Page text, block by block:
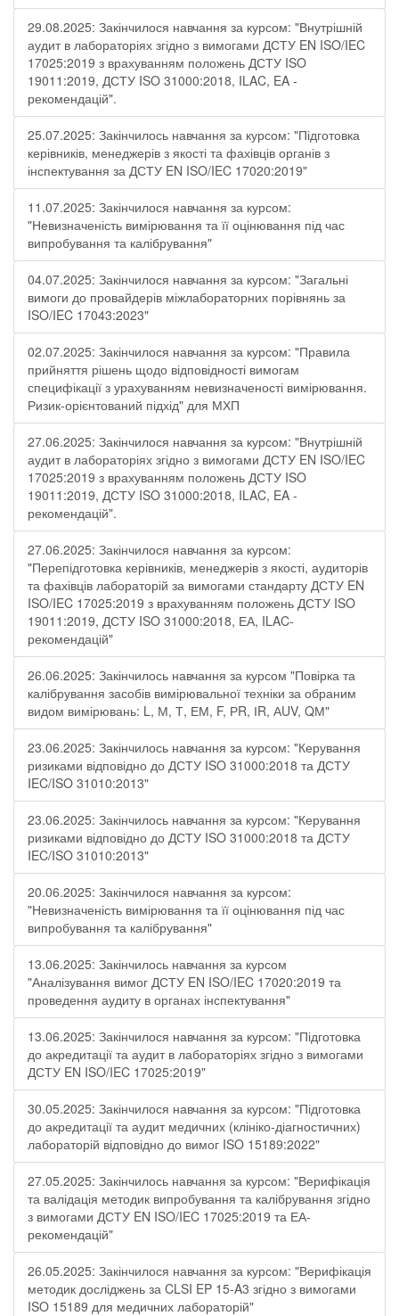
29.08.2025: Закінчилося навчання за курсом: "Внутрішній
аудит в лабораторіях згідно з вимогами ДСТУ EN ISO/IEC
17025:2019 з врахуванням положень ДСТУ ISO
19011:2019, ДСТУ ISO 31000:2018, ILAC, EA -
рекомендацій".
25.07.2025: Закінчилось навчання за курсом: "Підготовка
керівників, менеджерів з якості та фахівців органів з
інспектування за ДСТУ EN ISO/IEC 17020:2019"
11.07.2025: Закінчилося навчання за курсом:
"Невизначеність вимірювання та її оцінювання під час
випробування та калібрування"
04.07.2025: Закінчилося навчання за курсом: "Загальні
вимоги до провайдерів міжлабораторних порівнянь за
ISO/IEC 17043:2023"
02.07.2025: Закінчилося навчання за курсом: "Правила
прийняття рішень щодо відповідності вимогам
специфікації з урахуванням невизначеності вимірювання.
Ризик-орієнтований підхід" для МХП
27.06.2025: Закінчилося навчання за курсом: "Внутрішній
аудит в лабораторіях згідно з вимогами ДСТУ EN ISO/IEC
17025:2019 з врахуванням положень ДСТУ ISO
19011:2019, ДСТУ ISO 31000:2018, ILAC, EA -
рекомендацій".
27.06.2025: Закінчилося навчання за курсом:
"Перепідготовка керівників, менеджерів з якості, аудиторів
та фахівців лабораторій за вимогами стандарту ДСТУ EN
ISO/IEC 17025:2019 з врахуванням положень ДСТУ ISO
19011:2019, ДСТУ ISO 31000:2018, ЕА, ILAC-
рекомендацій"
26.06.2025: Закінчилось навчання за курсом "Повірка та
калібрування засобів вимірювальної техніки за обраним
видом вимірювань: L, М, Т, ЕМ, F, РR, ІR, АUV, QМ"
23.06.2025: Закінчилось навчання за курсом: "Керування
ризиками відповідно до ДСТУ ISO 31000:2018 та ДСТУ
IEC/ISO 31010:2013"
23.06.2025: Закінчилось навчання за курсом: "Керування
ризиками відповідно до ДСТУ ISO 31000:2018 та ДСТУ
IEC/ISO 31010:2013"
20.06.2025: Закінчилося навчання за курсом:
"Невизначеність вимірювання та її оцінювання під час
випробування та калібрування"
13.06.2025: Закінчилось навчання за курсом
"Аналізування вимог ДСТУ EN ISO/IEC 17020:2019 та
проведення аудиту в органах інспектування"
13.06.2025: Закінчилося навчання за курсом: "Підготовка
до акредитації та аудит в лабораторіях згідно з вимогами
ДСТУ EN ISO/IEC 17025:2019"
30.05.2025: Закінчилося навчання за курсом: "Підготовка
до акредитації та аудит медичних (клініко-діагностичних)
лабораторій відповідно до вимог ISO 15189:2022"
27.05.2025: Закінчилось навчання за курсом: "Верифікація
та валідація методик випробування та калібрування згідно
з вимогами ДСТУ EN ISO/IEC 17025:2019 та ЕА-
рекомендацій"
26.05.2025: Закінчилося навчання за курсом: "Верифікація
методик досліджень за CLSI EP 15-A3 згідно з вимогами
ISO 15189 для медичних лабораторій"